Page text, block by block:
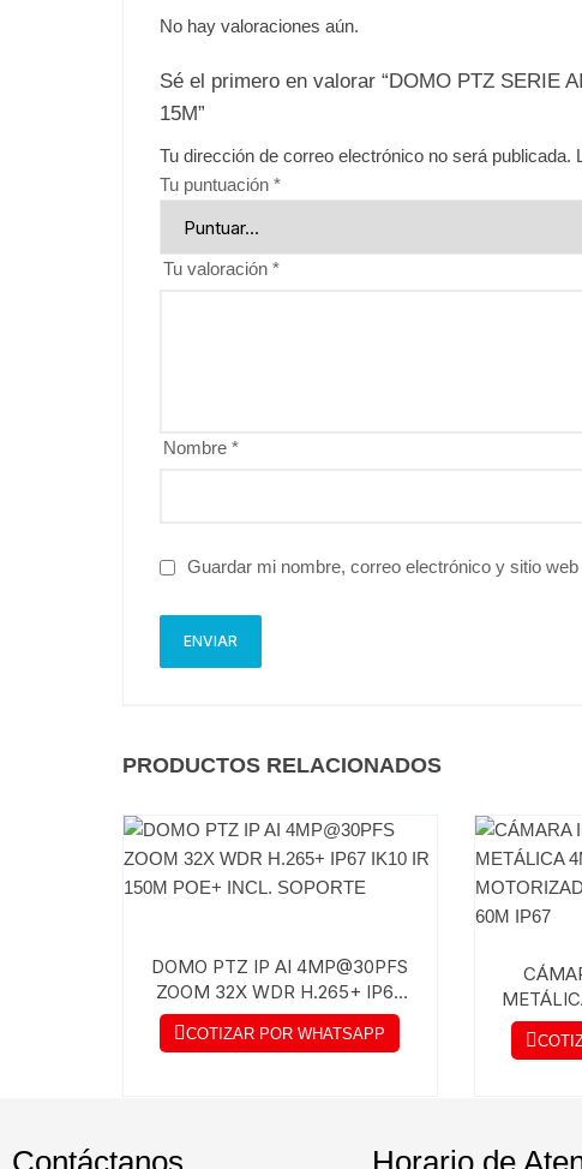
No hay valoraciones aún.
Sé el primero en valorar “DOMO PTZ SERIE
15M”
Tu dirección de correo electrónico no será publicada.
Tu puntuación *
Tu valoración *
Nombre *
Guardar mi nombre, correo electrónico y sitio
PRODUCTOS RELACIONADOS
DOMO PTZ IP AI 4MP@30PFS
ZOOM 32X WDR H.265+ IP67
IK10 IR 150M POE+ INCL.
SOPORTE
COTIZAR POR WHATSAPP
Contáctanos Horario de